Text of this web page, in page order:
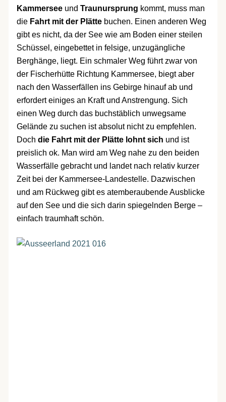
Kammerseeund Traunursprung kommt, muss man
die Fahrt mit der Plättebuchen. Einen anderen Weg
gibt es nicht, da der See wie am Boden einer steilen
Schüssel, eingebettet in felsige, unzugängliche
Berghänge, liegt. Ein schmaler Weg führt zwar von
der Fischerhütte Richtung Kammersee, biegt aber
nach den Wasserfällen ins Gebirge hinauf ab und
erfordert einiges an Kraft und Anstrengung. Sich
einen Weg durch das buchstäblich unwegsame
Gelände zu suchen ist absolut nicht zu empfehlen.
Doch die Fahrt mit der Plätte lohnt sich und ist
preislich ok. Man wird am Weg nahe zu den beiden
Wasserfälle gebracht und landet nach relativ kurzer
Zeit bei der Kammersee-Landestelle. Dazwischen
und am Rückweg gibt es atemberaubende Ausblicke
auf den See und die sich darin spiegelnden Berge –
einfach traumhaft schön.